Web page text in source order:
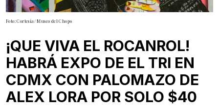
Foto: Cortesía/ Museo del Chopo
¡QUE VIVA EL ROCANROL!
HABRÁ EXPO DE EL TRI EN
CDMX CON PALOMAZO DE
ALEX LORA POR SOLO $40